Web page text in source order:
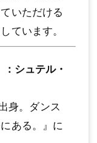
いただける
ています。
シュテル・
⾝。ダンス
ある。』に